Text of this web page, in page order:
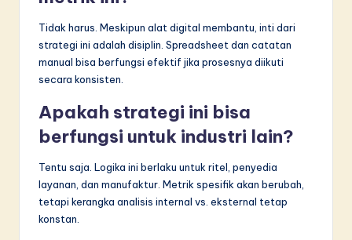
Tidak harus. Meskipun alat digital membantu, inti dari
strategi ini adalah disiplin. Spreadsheet dan catatan
manual bisa berfungsi efektif jika prosesnya diikuti
secara konsisten.
Apakah strategi ini bisa
berfungsi untuk industri lain?
Tentu saja. Logika ini berlaku untuk ritel, penyedia
layanan, dan manufaktur. Metrik spesifik akan berubah,
tetapi kerangka analisis internal vs. eksternal tetap
konstan.